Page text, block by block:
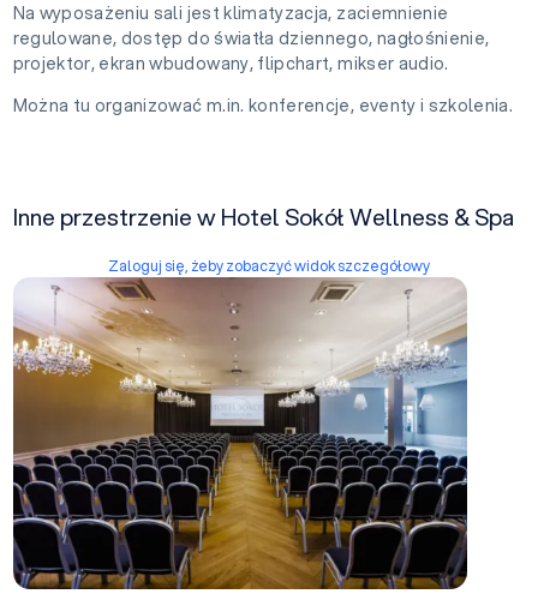
Na wyposażeniu sali jest klimatyzacja, zaciemnienie
regulowane, dostęp do światła dziennego, nagłośnienie,
projektor, ekran wbudowany, flipchart, mikser audio.
Można tu organizować m.in. konferencje, eventy i szkolenia.
Inne przestrzenie w Hotel Sokół Wellness & Spa
Zaloguj się, żeby zobaczyć widok szczegółowy
Sala Balowa I